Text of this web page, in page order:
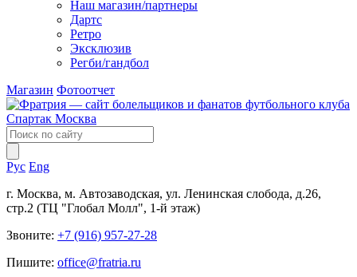
Наш магазин/партнеры
Дартс
Ретро
Эксклюзив
Регби/гандбол
Магазин Фотоотчет
Рус Eng
г. Москва, м. Автозаводская, ул. Ленинская слобода, д.26,
стр.2 (ТЦ "Глобал Молл", 1-й этаж)
Звоните: +7 (916) 957-27-28
Пишите: office@fratria.ru